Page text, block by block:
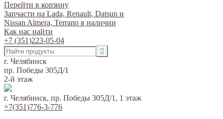
Перейти в корзину
Запчасти на Lada, Renault, Datsun и
Nissan Almera, Terrano в наличии
Как нас найти
+7 (351)223-05-04
г. Челябинск
пр. Победы 305Д/1
2-й этаж
г. Челябинск, пр. Победы 305Д/1, 1 этаж
+7(351)776-3-776